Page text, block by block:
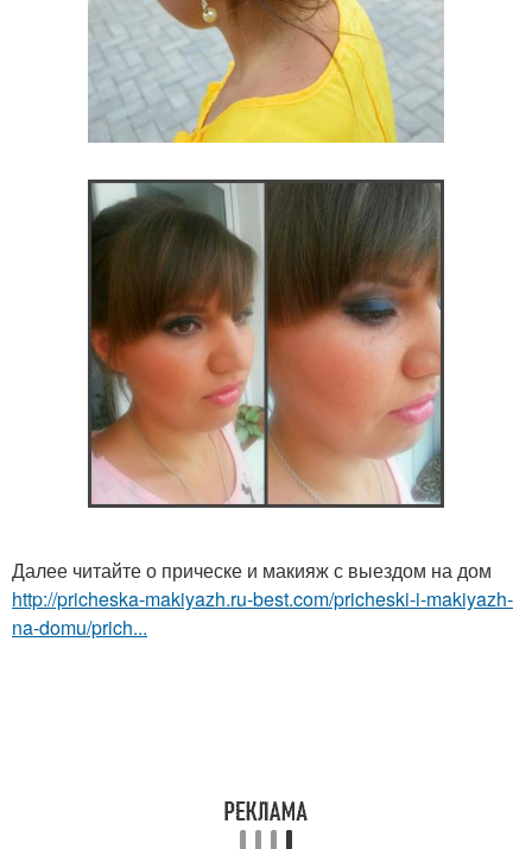
Далее читайте о прическе и макияж с выездом на дом
http://pricheska-makiyazh.ru-best.com/pricheski-i-makiyazh-
na-domu/prich...